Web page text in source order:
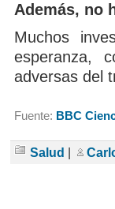
Además, no
Muchos
esperanza,
adversas del
Fuente: BBC
Salud